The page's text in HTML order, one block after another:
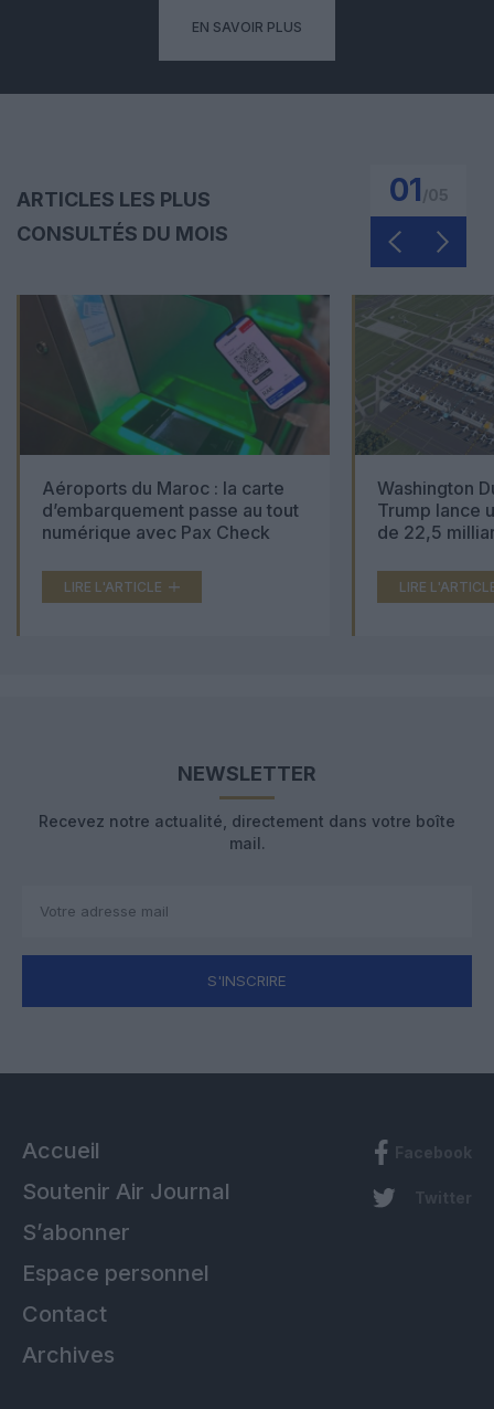
EN SAVOIR PLUS
ARTICLES LES PLUS
CONSULTÉS DU MOIS
01
Aéroports du Maroc : la carte
d’embarquement passe au tout
numérique avec Pax Check
LIRE L'ARTICLE
Washington
Trump lance
de 22,5
LIRE
NEWSLETTER
Recevez notre actualité, directement dans votre boîte
mail.
S'INSCRIRE
Accueil
Soutenir Air Journal
S’abonner
Espace personnel
Contact
Archives